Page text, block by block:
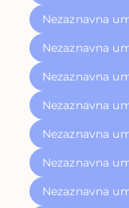
Nezaznavna
Nezaznavna
Nezaznavna
Nezaznavna
Nezaznavna
Nezaznavna
Nezaznavna